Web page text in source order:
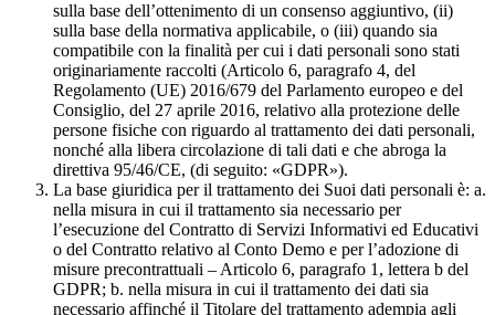
sulla base dell’ottenimento di un consenso aggiuntivo, (ii)
sulla base della normativa applicabile, o (iii) quando sia
compatibile con la finalità per cui i dati personali sono stati
originariamente raccolti (Articolo 6, paragrafo 4, del
Regolamento (UE) 2016/679 del Parlamento europeo e del
Consiglio, del 27 aprile 2016, relativo alla protezione delle
persone fisiche con riguardo al trattamento dei dati personali,
nonché alla libera circolazione di tali dati e che abroga la
direttiva 95/46/CE, (di seguito: «GDPR»).
La base giuridica per il trattamento dei Suoi dati personali è: a.
nella misura in cui il trattamento sia necessario per
l’esecuzione del Contratto di Servizi Informativi ed Educativi
o del Contratto relativo al Conto Demo e per l’adozione di
misure precontrattuali – Articolo 6, paragrafo 1, lettera b del
GDPR; b. nella misura in cui il trattamento dei dati sia
necessario affinché il Titolare del trattamento adempia agli